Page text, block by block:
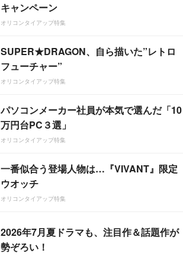
キャンペーン
オリコンタイアップ特集
SUPER★DRAGON、自ら描いた”レトロ
フューチャー”
オリコンタイアップ特集
パソコンメーカー社員が本気で選んだ「10
万円台PC３選」
オリコンタイアップ特集
一番似合う登場人物は…『VIVANT』限定
ウオッチ
オリコンタイアップ特集
2026年7月夏ドラマも、注目作＆話題作が
勢ぞろい！